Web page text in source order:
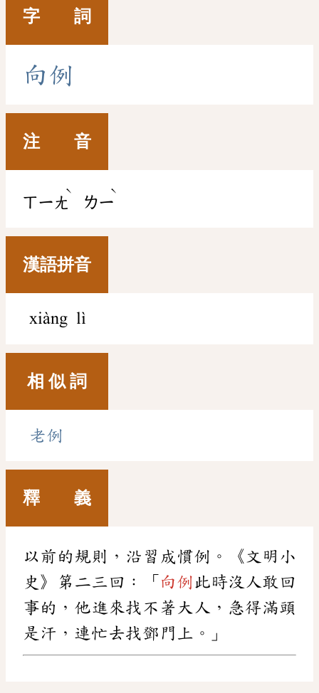
字 詞
向例
注 音
ㄒㄧㄤ
ˋ
ㄌㄧ
ˋ
漢語拼音
xiàng lì
相 似 詞
老例
釋 義
以前的規則，沿習成慣例。《文明小
史》第二三回：「 向例 此時沒人敢回
事的，他進來找不著大人，急得滿頭
是汗，連忙去找鄧門上。」